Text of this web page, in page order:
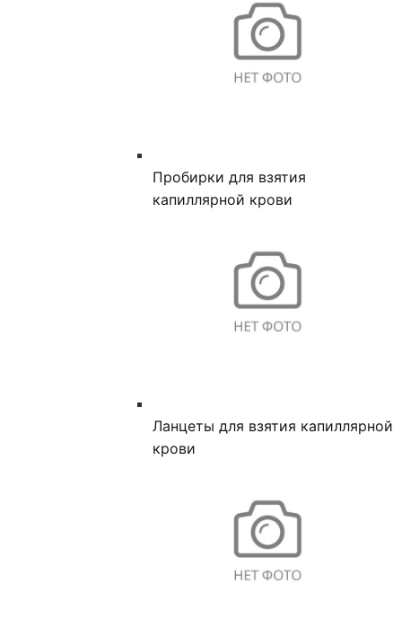
Пробирки для взятия
капиллярной крови
Ланцеты для взятия капиллярной
крови